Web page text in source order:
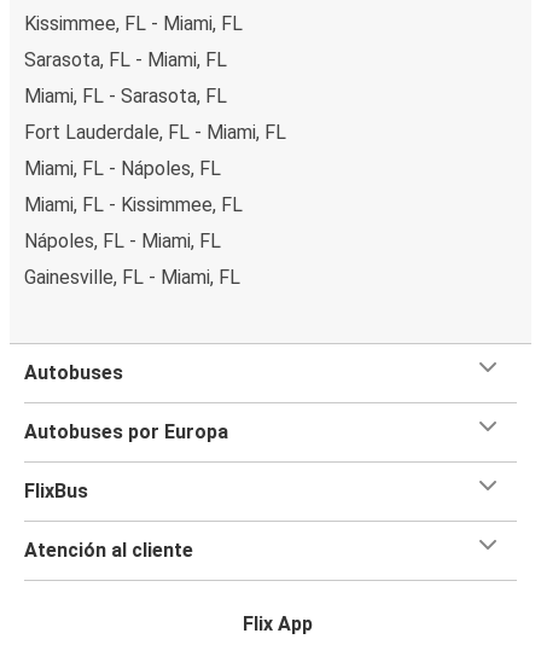
Kissimmee, FL - Miami, FL
Sarasota, FL - Miami, FL
Miami, FL - Sarasota, FL
Fort Lauderdale, FL - Miami, FL
Miami, FL - Nápoles, FL
Miami, FL - Kissimmee, FL
Nápoles, FL - Miami, FL
Gainesville, FL - Miami, FL
Autobuses
Autobuses por Europa
FlixBus
Atención al cliente
Flix App